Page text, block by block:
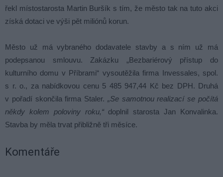
řekl místostarosta Martin Buršík s tím, že město tak na tuto akci
získá dotaci ve výši pět miliónů korun.
Město už má vybraného dodavatele stavby a s ním už má
podepsanou smlouvu. Zakázku „Bezbariérový přístup do
kulturního domu v Příbrami“ vysoutěžila firma Invessales, spol.
s r. o., za nabídkovou cenu 5 485 947,44 Kč bez DPH. Druhá
v pořadí skončila firma Staler. „Se samotnou realizací se počítá
někdy kolem poloviny roku,“doplnil starosta Jan Konvalinka.
Stavba by měla trvat přibližně tři měsíce.
Komentáře